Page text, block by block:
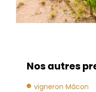
Nos autres
vigneron Mâcon